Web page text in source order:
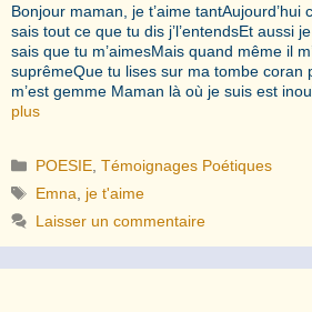
Bonjour maman, je t’aime tantAujourd’hui
sais tout ce que tu dis j’l’entendsEt aussi
sais que tu m’aimesMais quand même il
suprêmeQue tu lises sur ma tombe coran
m’est gemme Maman là où je suis est
plus
Catégories
POESIE ,Témoignages Poétiques
Étiquettes
Emna
je t'aime
Laisser un commentaire